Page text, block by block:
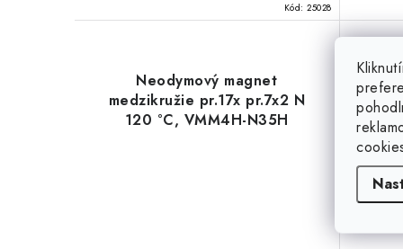
Kód: 25028
Neodymový magnet
medzikružie pr.17x pr.7x2 N
120 °C, VMM4H-N35H